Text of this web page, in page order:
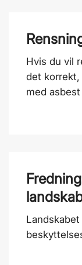
Hvis du vil
det korrekt,
med asbest